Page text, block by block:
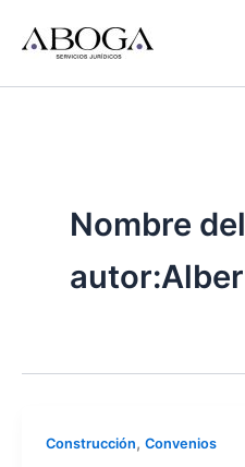
contenido
Nombre del
Construcción, Convenios